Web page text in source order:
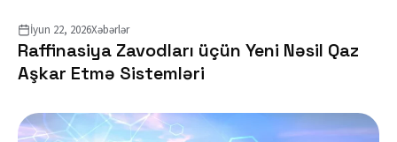
İyun 22, 2026Xəbərlər
Raffinasiya Zavodları üçün Yeni Nəsil Qaz
Aşkar Etmə Sistemləri